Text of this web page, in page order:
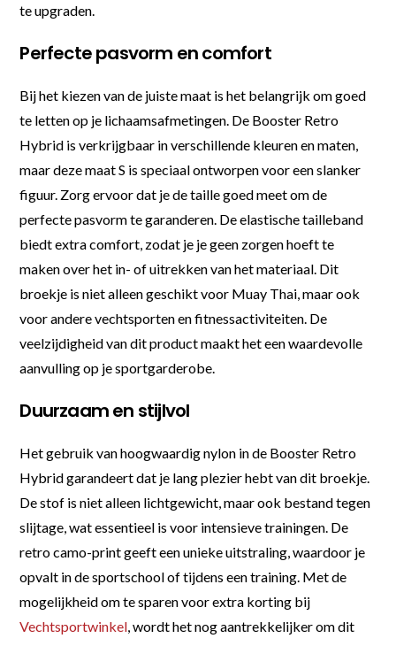
te upgraden.
Perfecte pasvorm en comfort
Bij het kiezen van de juiste maat is het belangrijk om goed
te letten op je lichaamsafmetingen. De Booster Retro
Hybrid is verkrijgbaar in verschillende kleuren en maten,
maar deze maat S is speciaal ontworpen voor een slanker
figuur. Zorg ervoor dat je de taille goed meet om de
perfecte pasvorm te garanderen. De elastische tailleband
biedt extra comfort, zodat je je geen zorgen hoeft te
maken over het in- of uitrekken van het materiaal. Dit
broekje is niet alleen geschikt voor Muay Thai, maar ook
voor andere vechtsporten en fitnessactiviteiten. De
veelzijdigheid van dit product maakt het een waardevolle
aanvulling op je sportgarderobe.
Duurzaam en stijlvol
Het gebruik van hoogwaardig nylon in de Booster Retro
Hybrid garandeert dat je lang plezier hebt van dit broekje.
De stof is niet alleen lichtgewicht, maar ook bestand tegen
slijtage, wat essentieel is voor intensieve trainingen. De
retro camo-print geeft een unieke uitstraling, waardoor je
opvalt in de sportschool of tijdens een training. Met de
mogelijkheid om te sparen voor extra korting bij
Vechtsportwinkel, wordt het nog aantrekkelijker om dit